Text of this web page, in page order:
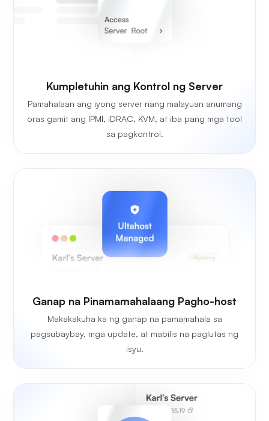
Kumpletuhin ang Kontrol ng Server
Pamahalaan ang iyong server nang malayuan anumang
oras gamit ang IPMI, iDRAC, KVM, at iba pang mga tool
sa pagkontrol.
Ganap na Pinamamahalaang Pagho-host
Makakakuha ka ng ganap na pamamahala sa
pagsubaybay, mga update, at mabilis na paglutas ng
isyu.